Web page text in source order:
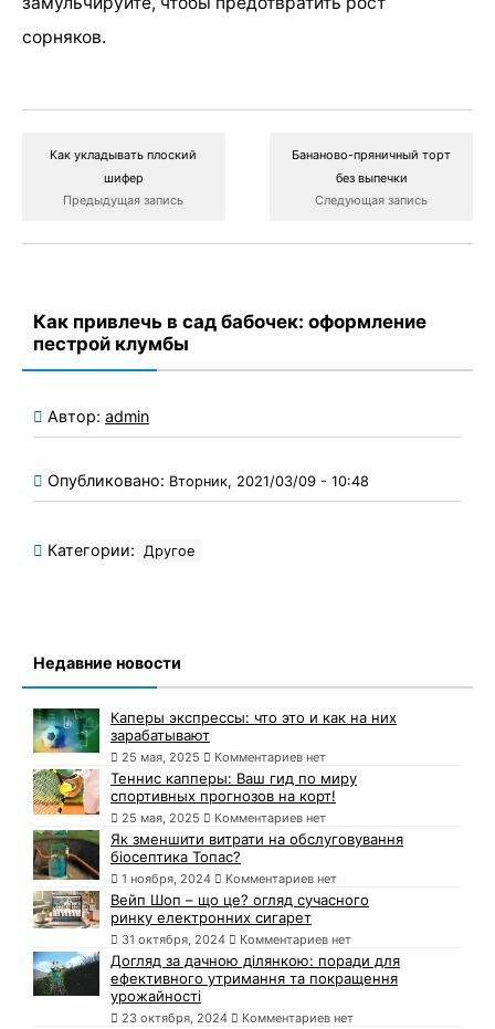
сорняков.
Как укладывать плоский
шифер
Предыдущая запись
Бананово-пряничный торт
без выпечки
Следующая запись
Как привлечь в сад бабочек: оформление
пестрой клумбы
Автор: admin
Опубликовано: Вторник, 2021/03/09 - 10:48
Категории: Другое
Недавние новости
Каперы экспрессы: что это и как на них
зарабатывают
25 мая, 2025 Комментариев нет
Теннис капперы: Ваш гид по миру
спортивных прогнозов на корт!
25 мая, 2025 Комментариев нет
Як зменшити витрати на обслуговування
біосептика Топас?
1 ноября, 2024 Комментариев нет
Вейп Шоп – що це? огляд сучасного
ринку електронних сигарет
31 октября, 2024 Комментариев нет
Догляд за дачною ділянкою: поради для
ефективного утримання та покращення
урожайності
23 октября, 2024 Комментариев нет